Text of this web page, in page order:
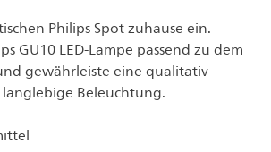
Philips Spot zuhause ein.
GU10 LED-Lampe passend zu dem
gewährleiste eine qualitativ
Beleuchtung.